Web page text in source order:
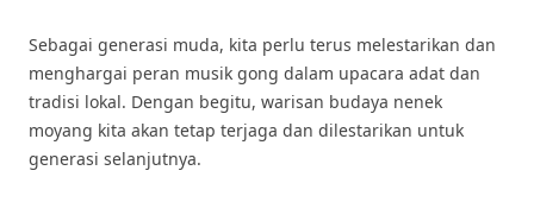
Sebagai generasi muda, kita perlu terus melestarikan dan
menghargai peran musik gong dalam upacara adat dan
tradisi lokal. Dengan begitu, warisan budaya nenek
moyang kita akan tetap terjaga dan dilestarikan untuk
generasi selanjutnya.